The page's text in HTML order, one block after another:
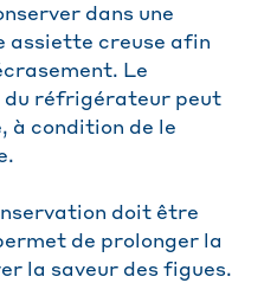
dans une
assiette creuse afin
Le
réfrigérateur peut
à condition de le
doit être
de prolonger la
la saveur des figues.